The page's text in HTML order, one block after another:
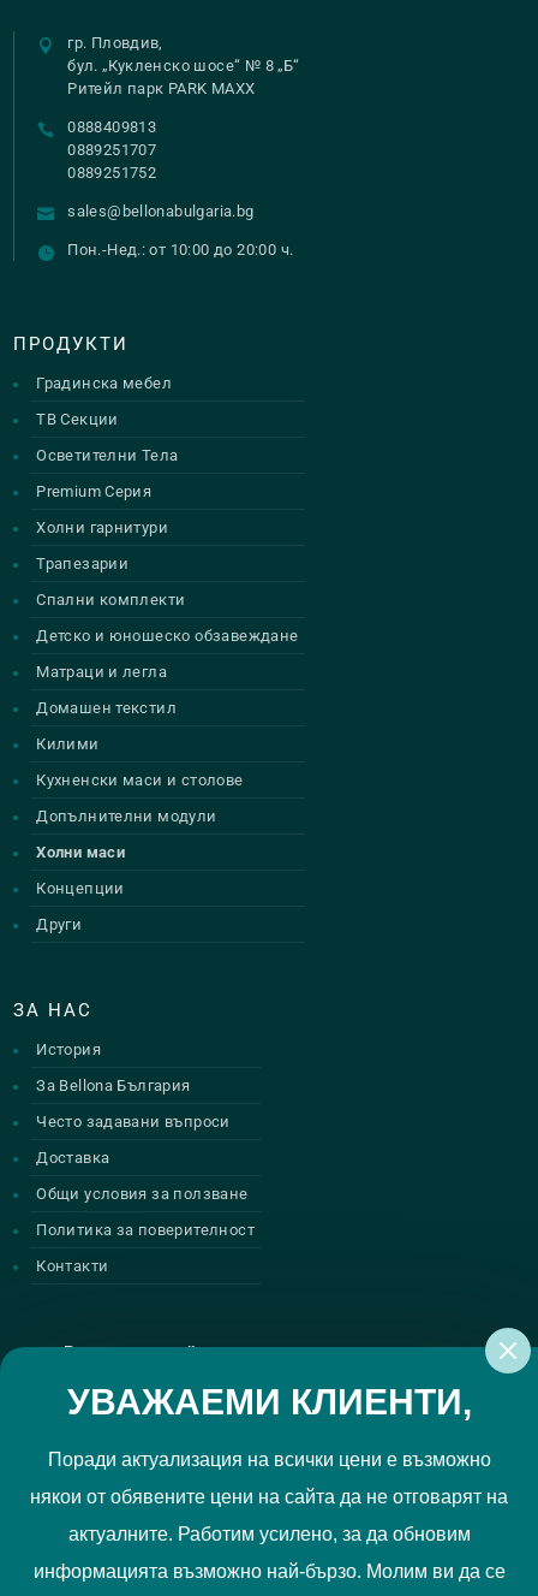
УВАЖАЕМИ КЛИЕНТИ,
Поради актуализация на всички цени е възможно
някои от обявените цени на сайта да не отговарят на
актуалните. Работим усилено, за да обновим
информацията възможно най-бързо. Молим ви да се
гр. Пловдив,
бул. „Кукленско шосе“ № 8 „Б“
Ритейл парк PARK MAXX
0888409813
0889251707
0889251752
sales@bellonabulgaria.bg
Пон.-Нед.: от 10:00 до 20:00 ч.
ПРОДУКТИ
Градинска мебел
ТВ Секции
Осветителни Тела
Premium Серия
Холни гарнитури
Трапезарии
Спални комплекти
Детско и юношеско обзавеждане
Матраци и легла
Домашен текстил
Килими
Кухненски маси и столове
Допълнителни модули
Холни маси
Концепции
Други
ЗА НАС
История
За Bellona България
Често задавани въпроси
Доставка
Общи условия за ползване
Политика за поверителност
Контакти
Регистрирай се за нашите атрактивни
Прочетох и приемам Политиката за поверителност
РЕГИСТРИРАЙ МЕ